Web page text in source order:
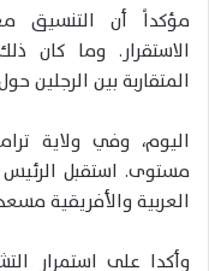
مؤكداً أن التنسيق
الاستقرار. وما كان
المتقاربة بين الرجلين
اليوم، وفي ولاية
مستوى. استقبل
العربية والأفريقية
وأكدا على استمرار